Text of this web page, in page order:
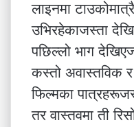
लाइनमा
उभिरहेकाजस्ता
पछिल्लो भाग
कस्तो अवास्तविक
फिल्मका
तर वास्तवमा ती